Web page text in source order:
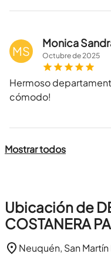
MS
Monica
Octubrede2025
Hermoso
cómodo!
Mostrar todos
Ubicación de
COSTANERA
Neuquén, San